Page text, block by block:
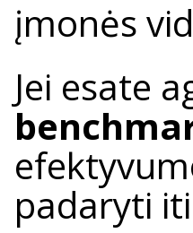
įmonės
Jei esate
padaryti